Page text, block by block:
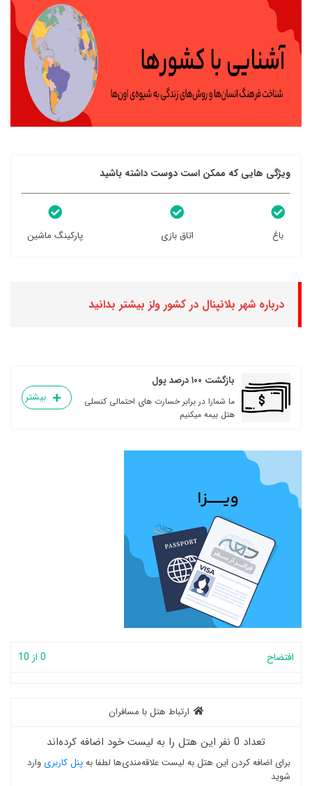
ویژگی هایی که ممکن است دوست داشته باشید
باغ اتاق بازی پارکینگ ماشین
درباره شهر بلانپنال در کشور ولز بیشتر بدانید
بازگشت ۱۰۰ درصد پول
ما شمارا در برابر خسارت های احتمالی کنسلی
هتل بیمه میکنیم
بیشتر
افتضاح 0 از 10
ارتباط هتل با مسافران
تعداد 0 نفر این هتل را به لیست خود اضافه کرده‌اند
برای اضافه کردن این هتل به لیست علاقه‌مندی‌ها لطفا بهپنل کاربری وارد
شوید